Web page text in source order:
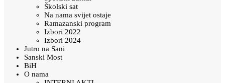
Školski sat
Na nama svijet ostaje
Ramazanski program
Izbori 2022
Izbori 2024
Jutro na Sani
Sanski Most
BiH
O nama